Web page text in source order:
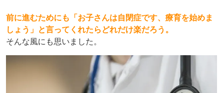
前に進むためにも「お子さんは自閉症です、療育を始めま
しょう」と言ってくれたらどれだけ楽だろう。
そんな風にも思いました。